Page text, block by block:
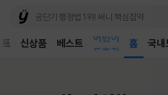
신상품 베스트
독후감
홈 국내